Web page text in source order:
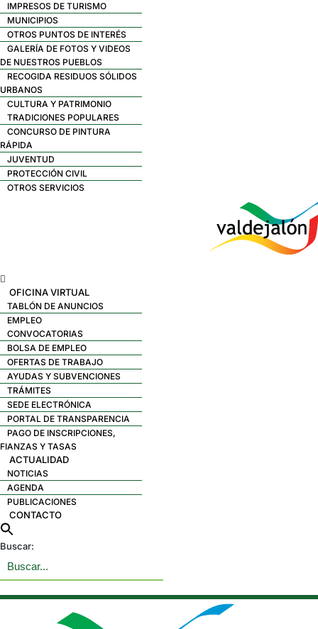
IMPRESOS DE TURISMO
MUNICIPIOS
OTROS PUNTOS DE INTERÉS
GALERÍA DE FOTOS Y VIDEOS
DE NUESTROS PUEBLOS
RECOGIDA RESIDUOS SÓLIDOS
URBANOS
CULTURA Y PATRIMONIO
TRADICIONES POPULARES
CONCURSO DE PINTURA
RÁPIDA
JUVENTUD
PROTECCIÓN CIVIL
OTROS SERVICIOS
Menú
OFICINA VIRTUAL
TABLÓN DE ANUNCIOS
EMPLEO
CONVOCATORIAS
BOLSA DE EMPLEO
OFERTAS DE TRABAJO
AYUDAS Y SUBVENCIONES
TRÁMITES
SEDE ELECTRÓNICA
PORTAL DE TRANSPARENCIA
PAGO DE INSCRIPCIONES,
FIANZAS Y TASAS
ACTUALIDAD
NOTICIAS
AGENDA
PUBLICACIONES
CONTACTO
Buscar: